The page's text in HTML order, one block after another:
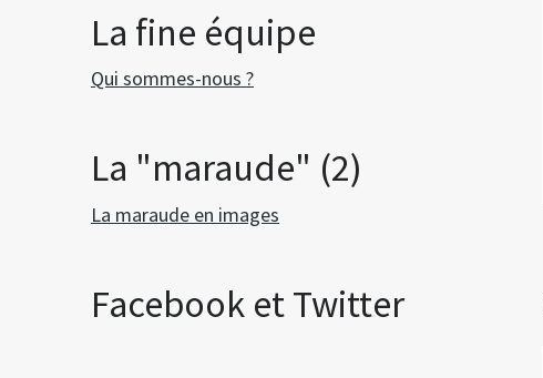
La fine équipe
Qui sommes-nous ?
La "maraude" (2)
La maraude en images
Facebook et Twitter